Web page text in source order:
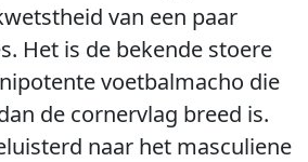
van een paar
Het is de bekende stoere
voetbalmacho die
de cornervlag breed is.
naar het masculiene